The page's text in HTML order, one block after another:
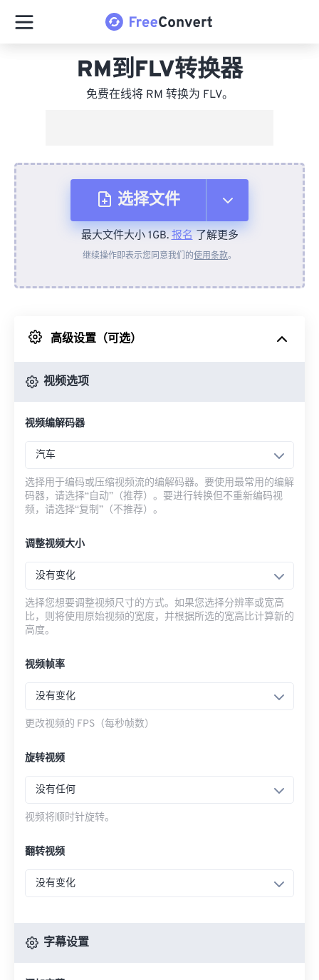
RM到FLV转换器
免费在线将 RM 转换为 FLV。
选择文件
从设备
来自 Google Drive
最大文件大小 1GB.报名了解更多
继续操作即表示您同意我们的使用条款。
高级设置（可选）
视频选项
视频编解码器
汽车
选择用于编码或压缩视频流的编解码器。要使用最常用的编解
码器，请选择“自动”（推荐）。要进行转换但不重新编码视
频，请选择“复制”（不推荐）。
调整视频大小
没有变化
选择您想要调整视频尺寸的方式。如果您选择分辨率或宽高
比，则将使用原始视频的宽度，并根据所选的宽高比计算新的
高度。
视频帧率
没有变化
更改视频的 FPS（每秒帧数）
旋转视频
没有任何
视频将顺时针旋转。
翻转视频
没有变化
字幕设置